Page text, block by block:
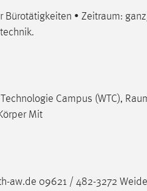
Bürotätigkeiten • Zeitraum:
Campus (WTC),
Mit
aw.de 09621 / 482-3272